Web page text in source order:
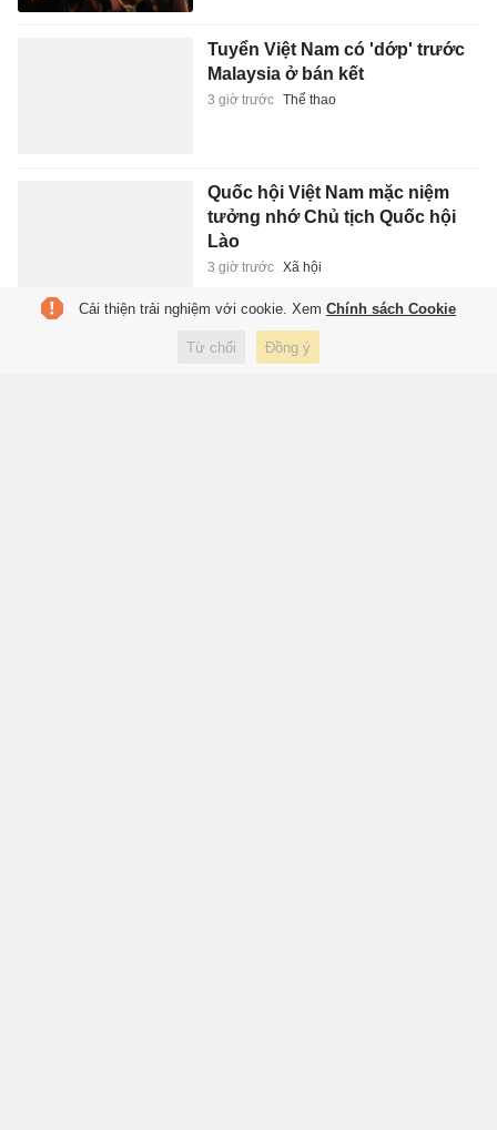
Tuyển Việt Nam có 'dớp' trước
Malaysia ở bán kết
3 giờ trước Thể thao
Quốc hội Việt Nam mặc niệm
tưởng nhớ Chủ tịch Quốc hội
Lào
3 giờ trước Xã hội
Vì sao không rửa thịt gà sống
trước khi nấu?
Cải thiện trải nghiệm với cookie. Xem Chính sách Cookie
Từ chối Đồng ý